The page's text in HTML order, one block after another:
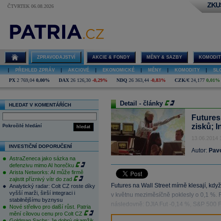
ČTVRTEK 06.08.2026
ZPRAVODAJSTVÍ AKCIE & FONDY MĚNY & SAZBY
PŘEHLED ZPRÁV AKCIOVÉ EKONOMICKÉ MĚNY KOMODITY
PX 2 769,04 0,00% DAX 26 126,30 -0,29% NDQ 26 363,44 -0,83% CZK/€ 24,177 0,01%
HLEDAT V KOMENTÁŘÍCH
hledat
Pokročilé hledání
INVESTIČNÍ DOPORUČENÍ
AstraZeneca jako sázka na
defenzivu mimo AI horečku
Arista Networks: AI může firmě
zajistit příznivý vítr do zad
Analytický radar: Colt CZ roste díky
vyšší marži, širší integraci i
stabilnějšímu byznysu
Nové střelivo pro další růst. Patria
mění cílovou cenu pro Colt CZ
Detail - články
zisků;
13.06.2014
Autor:
Futures na Wall Street mírně klesají,
v květnu meziměsíčně poklesly o 0,1
následovně: DJIA Fut -0,14 %, S&P 500